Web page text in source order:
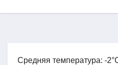
Средняя температура: -